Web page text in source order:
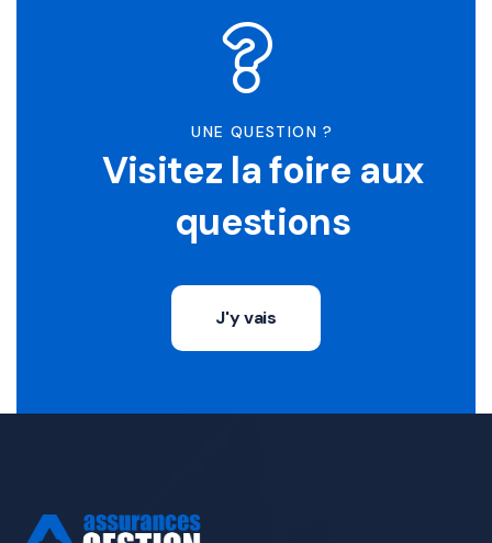
UNE QUESTION ?
Visitez la foire aux
questions
J'y vais